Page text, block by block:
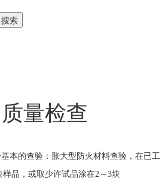
量检查
本的查验：胀大型防火材料查验，在已工
品，或取少许试品涂在2～3块